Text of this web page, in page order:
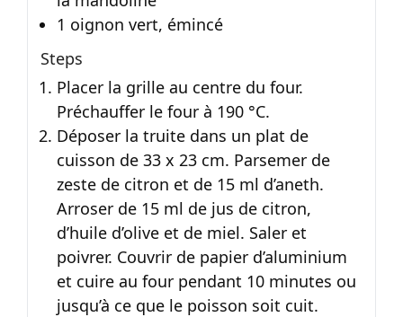
1 oignon vert, émincé
Steps
Placer la grille au centre du four.
Préchauffer le four à 190 °C.
Déposer la truite dans un plat de
cuisson de 33 x 23 cm. Parsemer de
zeste de citron et de 15 ml d’aneth.
Arroser de 15 ml de jus de citron,
d’huile d’olive et de miel. Saler et
poivrer. Couvrir de papier d’aluminium
et cuire au four pendant 10 minutes ou
jusqu’à ce que le poisson soit cuit.